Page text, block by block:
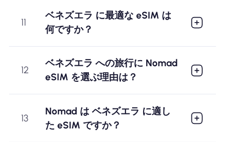
11
ベネズエラ に最適な eSIM は
何ですか？
12
ベネズエラ への旅行に Nomad
eSIM を選ぶ理由は？
13
Nomad は ベネズエラ に適し
た eSIM ですか？